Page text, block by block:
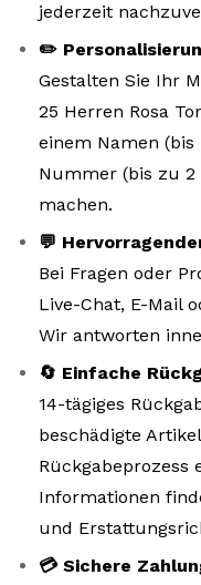
jederzeit
✏️
Gestalten Sie Ihr
25 Herren Rosa
einem Namen
Nummer (bis zu
machen.
💬
Bei Fragen oder
Live-Chat, E-Mail
Wir antworten
🔄 Einfache
14-tägiges
beschädigte
Rückgabeprozess
Informationen
und
💳 Sichere